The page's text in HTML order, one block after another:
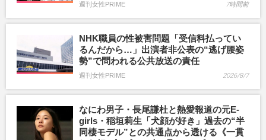
週刊女性PRIME 7時間前
NHK職員の性被害問題「受信料払ってい
るんだから…」出演者非公表の“逃げ腰姿
勢”で問われる公共放送の責任
週刊女性PRIME 2026/8/7
なにわ男子・長尾謙杜と熱愛報道の元E-
girls・稲垣莉生「犬顔が好き」過去の“半
同棲モデル”との共通点から透ける《一貫